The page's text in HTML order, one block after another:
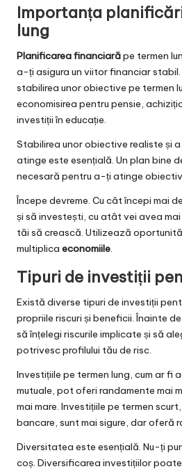
Importanța
lung
Planificarea financiarăpe termen
a-ți asigura un viitor financiar
stabilirea unor obiective pe termen
economisirea pentru pensie,
investiții în educație.
Stabilirea unor obiective realiste și a
atinge este esențială. Un plan bine
necesară pentru a-ți atinge
Începe devreme. Cu cât începi mai
și să investești, cu atât vei avea
tăi să crească. Utilizează
multiplica economiile.
Tipuri de investiții
Există diverse tipuri de investiții
propriile riscuri și beneficii. Înainte
să înțelegi riscurile implicate și să
potrivesc profilului tău de risc.
Investițiile pe termen lung, cum ar fi
mutuale, pot oferi randamente mai
mai mare. Investițiile pe termen
bancare, sunt mai sigure, dar oferă
Diversitatea este esențială. Nu-ți
coș. Diversificarea investițiilor